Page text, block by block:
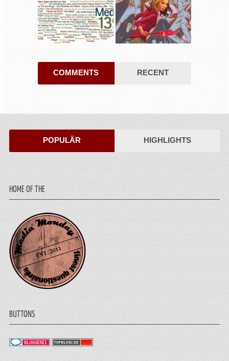
COMMENTS RECENT
POPULÄR HIGHLIGHTS
HOME OF THE
BUTTONS